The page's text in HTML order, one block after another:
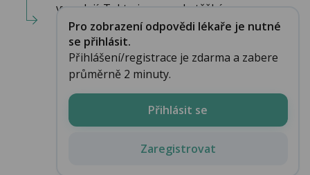
vypadají. Takto je opravdu těžké...
Pro zobrazení odpovědi lékaře je nutné
se přihlásit.
Přihlášení/registrace je zdarma a zabere
průměrně 2 minuty.
Přihlásit se
Zaregistrovat